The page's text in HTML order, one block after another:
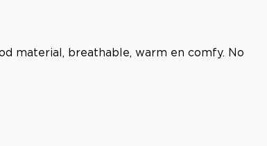
material, breathable, warm en comfy. No